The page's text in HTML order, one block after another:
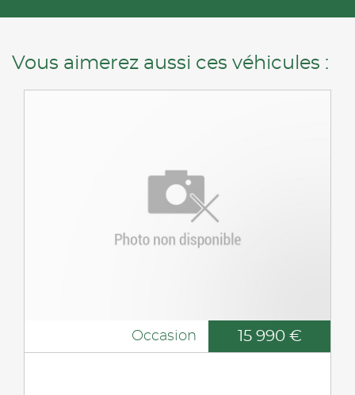
Vous aimerez aussi ces véhicules :
Occasion 15 990 €